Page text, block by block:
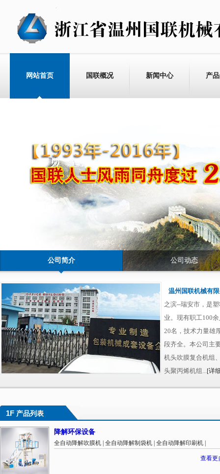
网站首页 国联概况 新闻中心 产
公司简介
温州国联机械有
之滨--瑞安市，是
业。现有职工100
20名，技术力量雄
段齐全。本公司主
机头吹膜复合机组
头聚丙烯机组...[详
公司动态
1F 产品列表
降解环保设备
全自动降解吹膜机 全自动降解制袋机 全自动降解印刷机
查看更